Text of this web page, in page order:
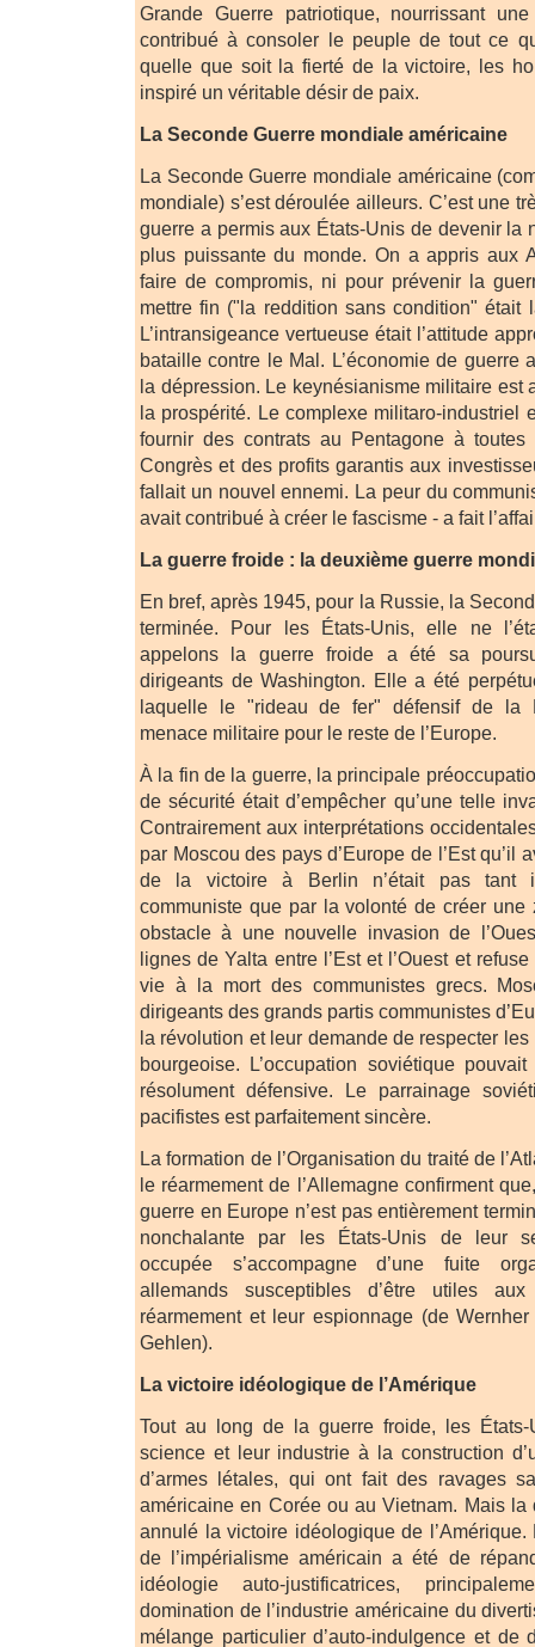
Grande Guerre patriotique, nourrissant
contribué à consoler le peuple de tout ce
quelle que soit la fierté de la victoire, les
inspiré un véritable désir de paix.
La Seconde Guerre mondiale américaine
La Seconde Guerre mondiale américaine
mondiale) s’est déroulée ailleurs. C’est une
guerre a permis aux États-Unis de devenir la
plus puissante du monde. On a appris aux
faire de compromis, ni pour prévenir la
mettre fin ("la reddition sans condition" était
L’intransigeance vertueuse était l’attitude
bataille contre le Mal. L’économie de guerre
la dépression. Le keynésianisme militaire est
la prospérité. Le complexe militaro-industriel
fournir des contrats au Pentagone à toutes
Congrès et des profits garantis aux
fallait un nouvel ennemi. La peur du
avait contribué à créer le fascisme - a fait
La guerre froide : la deuxième guerre
En bref, après 1945, pour la Russie, la
terminée. Pour les États-Unis, elle ne
appelons la guerre froide a été sa
dirigeants de Washington. Elle a été
laquelle le "rideau de fer" défensif de la
menace militaire pour le reste de l’Europe.
À la fin de la guerre, la principale
de sécurité était d’empêcher qu’une telle
Contrairement aux interprétations
par Moscou des pays d’Europe de l’Est qu’il
de la victoire à Berlin n’était pas tant
communiste que par la volonté de créer une
obstacle à une nouvelle invasion de
lignes de Yalta entre l’Est et l’Ouest et
vie à la mort des communistes grecs.
dirigeants des grands partis communistes
la révolution et leur demande de respecter
bourgeoise. L’occupation soviétique
résolument défensive. Le parrainage
pacifistes est parfaitement sincère.
La formation de l’Organisation du traité de
le réarmement de l’Allemagne confirment
guerre en Europe n’est pas entièrement
nonchalante par les États-Unis de leur
occupée s’accompagne d’une fuite
allemands susceptibles d’être utiles
réarmement et leur espionnage (de
Gehlen).
La victoire idéologique de l’Amérique
Tout au long de la guerre froide, les
science et leur industrie à la construction
d’armes létales, qui ont fait des ravages
américaine en Corée ou au Vietnam. Mais la
annulé la victoire idéologique de
de l’impérialisme américain a été de
idéologie auto-justificatrices,
domination de l’industrie américaine du
mélange particulier d’auto-indulgence et de